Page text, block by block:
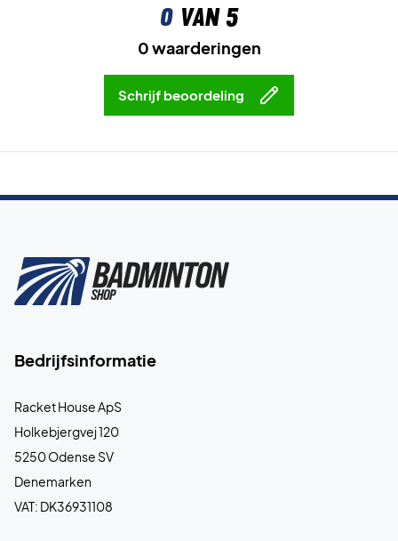
0van 5
0 waarderingen
Schrijf beoordeling
Bedrijfsinformatie
Racket House ApS
Holkebjergvej 120
5250 Odense SV
Denemarken
VAT: DK36931108